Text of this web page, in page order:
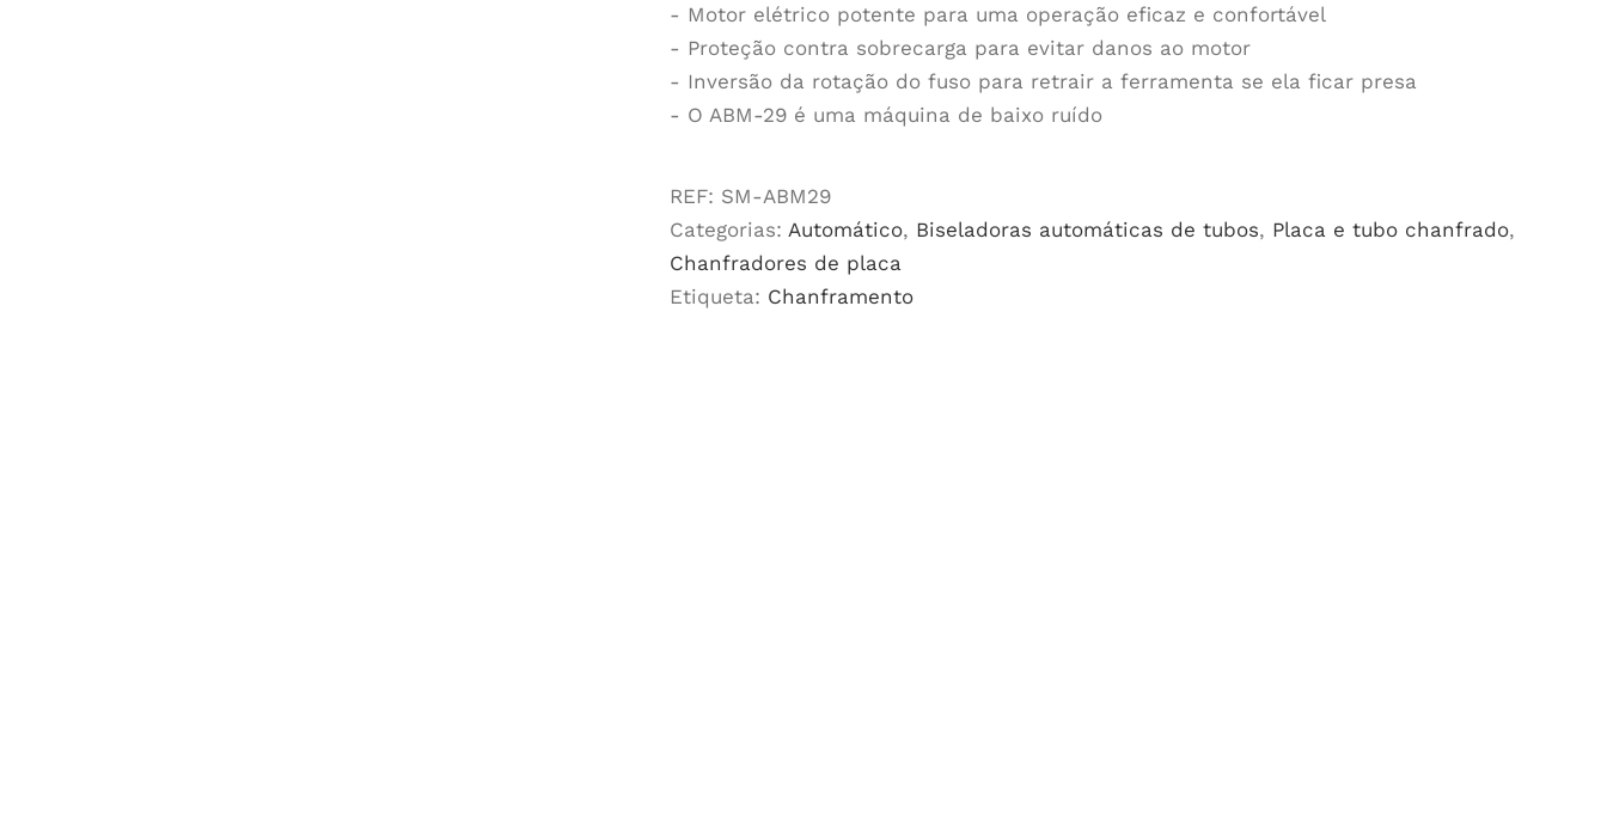
- Motor elétrico potente para uma operação eficaz e confortável
- Proteção contra sobrecarga para evitar danos ao motor
- Inversão da rotação do fuso para retrair a ferramenta se ela ficar presa
- O ABM-29 é uma máquina de baixo ruído
REF: SM-ABM29
Categorias: Automático, Biseladoras automáticas de tubos, Placa e tubo chanfrado,
Chanfradores de placa
Etiqueta: Chanframento